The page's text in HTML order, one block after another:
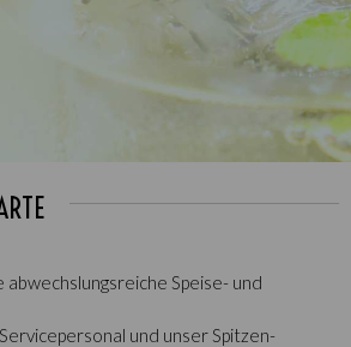
Speise- und
und unser Spitzen-